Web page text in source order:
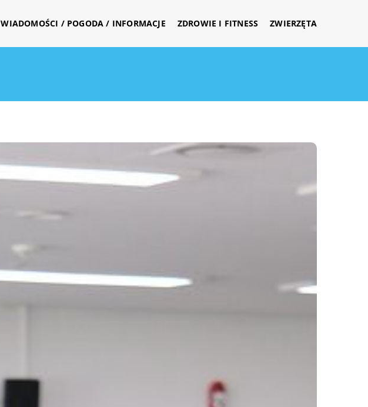
WIADOMOŚCI / POGODA / INFORMACJE ZDROWIE I FITNESS ZWIERZĘTA